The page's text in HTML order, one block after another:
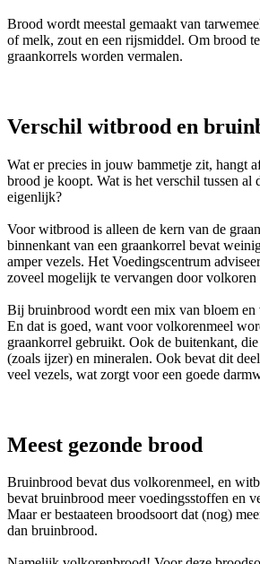
Brood wordt meestal gemaakt van
of melk, zout en een rijsmiddel. Om brood
graankorrels worden vermalen.
Verschil witbrood en
Wat er precies in jouw bammetje zit, hangt
brood je koopt. Wat is het verschil tussen al
eigenlijk?
Voor witbrood is alleen de kern van de
binnenkant van een graankorrel bevat
amper vezels. Het Voedingscentrum
zoveel mogelijk te vervangen door volkoren
Bij bruinbrood wordt een mix van bloem en
En dat is goed, want voor volkorenmeel
graankorrel gebruikt. Ook de buitenkant,
(zoals ijzer) en mineralen. Ook bevat dit
veel vezels, wat zorgt voor een goede
Meest gezonde brood
Bruinbrood bevat dus volkorenmeel, en
bevat bruinbrood meer voedingsstoffen en
Maar er bestaateen broodsoort dat (nog)
dan bruinbrood.